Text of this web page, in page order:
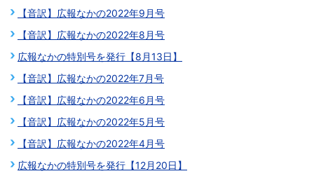
【音訳】広報なかの2022年9月号
【音訳】広報なかの2022年8月号
広報なかの特別号を発行【8月13日】
【音訳】広報なかの2022年7月号
【音訳】広報なかの2022年6月号
【音訳】広報なかの2022年5月号
【音訳】広報なかの2022年4月号
広報なかの特別号を発行【12月20日】